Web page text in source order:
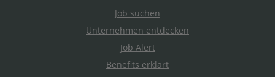
Job suchen
Unternehmen entdecken
Job Alert
Benefits erklärt